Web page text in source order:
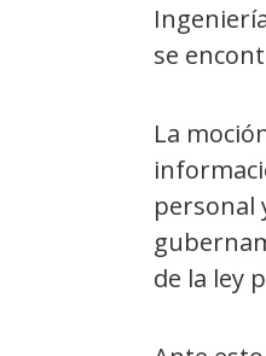
se
La
personal
de la ley